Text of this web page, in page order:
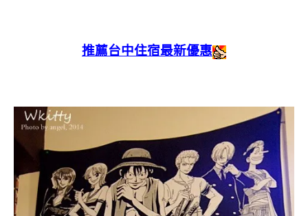
推薦台中住宿最新優惠